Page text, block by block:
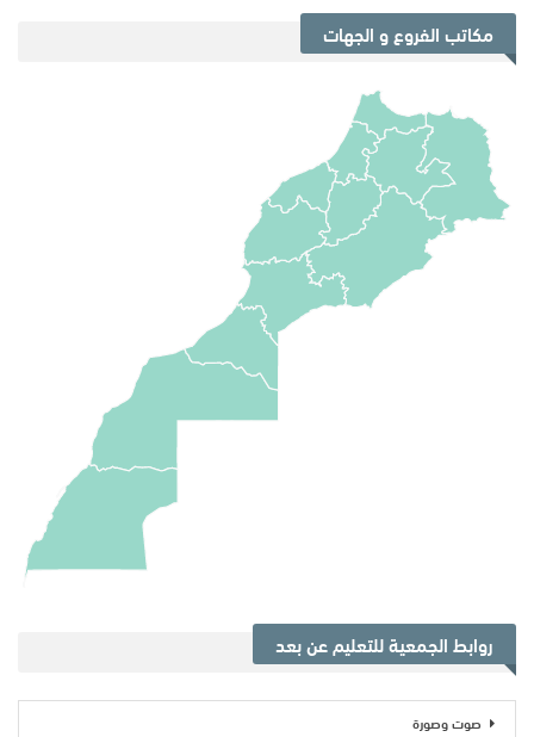
مكاتب الفروع و الجهات
روابط الجمعية للتعليم عن بعد
صوت وصورة